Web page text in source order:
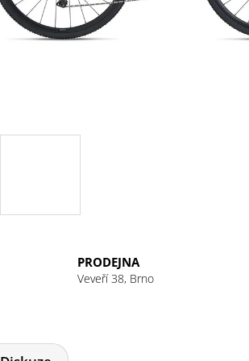
PRODEJNA
Veveří 38, Brno